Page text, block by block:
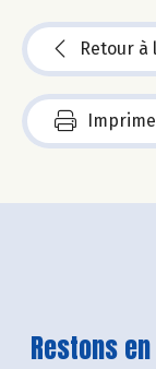
Retour à
Restons